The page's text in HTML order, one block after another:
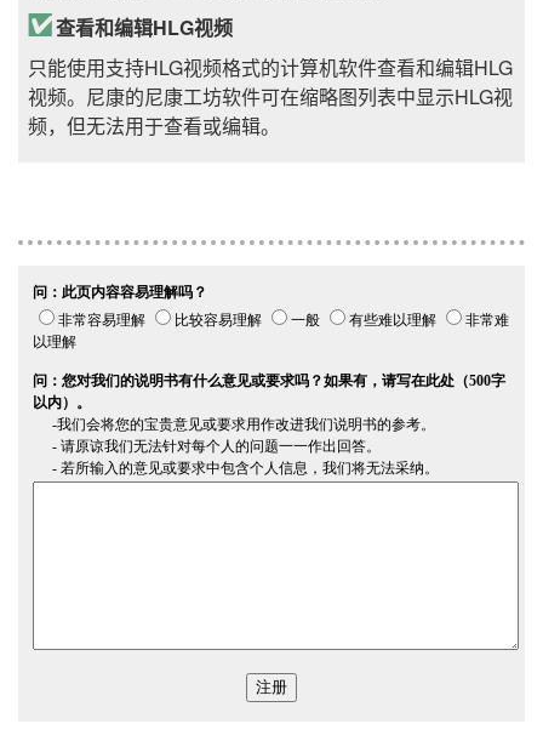
查看和编辑HLG视频
只能使用支持HLG视频格式的计算机软件查看和编辑HLG
视频。尼康的尼康工坊软件可在缩略图列表中显示HLG视
频，但无法用于查看或编辑。